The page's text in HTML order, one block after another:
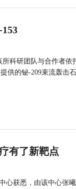
科研团队与合作者
供的铋-209束流轰击
有了新靶点
心获悉，由该中心张